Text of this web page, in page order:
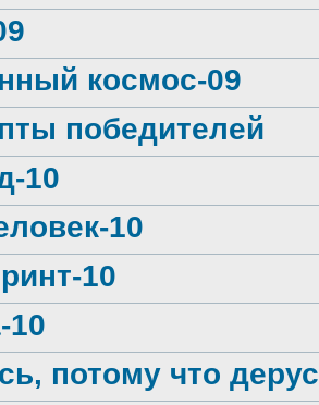
космос-09
победителей
10
10
10
10
потому что